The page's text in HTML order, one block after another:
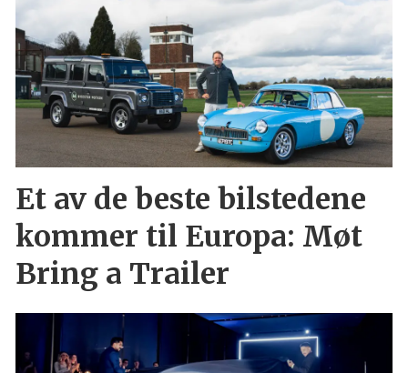
Et av de beste bilstedene
kommer til Europa: Møt
Bring a Trailer